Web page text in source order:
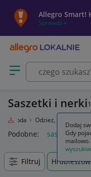
Allegro Smart!
Sprawdź »
Otwórz menu z
Saszetki i nerki
Moda Odzież, Obuwie,
Podobne: saszetki i
Filtruj
Dodaj
Gdy